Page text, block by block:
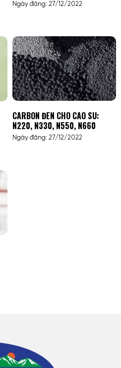
Ngày đăng: 27/12/2022
CARBON ĐEN CHO CAO SU:
N220, N330, N550, N660
Ngày đăng: 27/12/2022